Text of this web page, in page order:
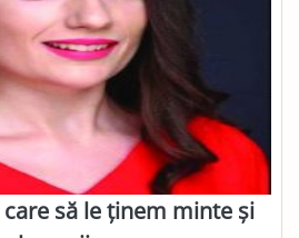
să le ținem minte și